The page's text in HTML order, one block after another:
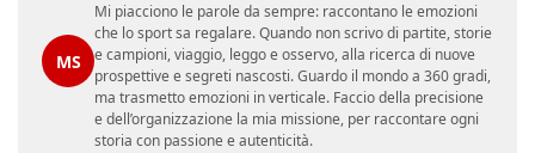
MS
Mi piacciono le parole da sempre: raccontano le emozioni
che lo sport sa regalare. Quando non scrivo di partite, storie
e campioni, viaggio, leggo e osservo, alla ricerca di nuove
prospettive e segreti nascosti. Guardo il mondo a 360 gradi,
ma trasmetto emozioni in verticale. Faccio della precisione
e dell’organizzazione la mia missione, per raccontare ogni
storia con passione e autenticità.